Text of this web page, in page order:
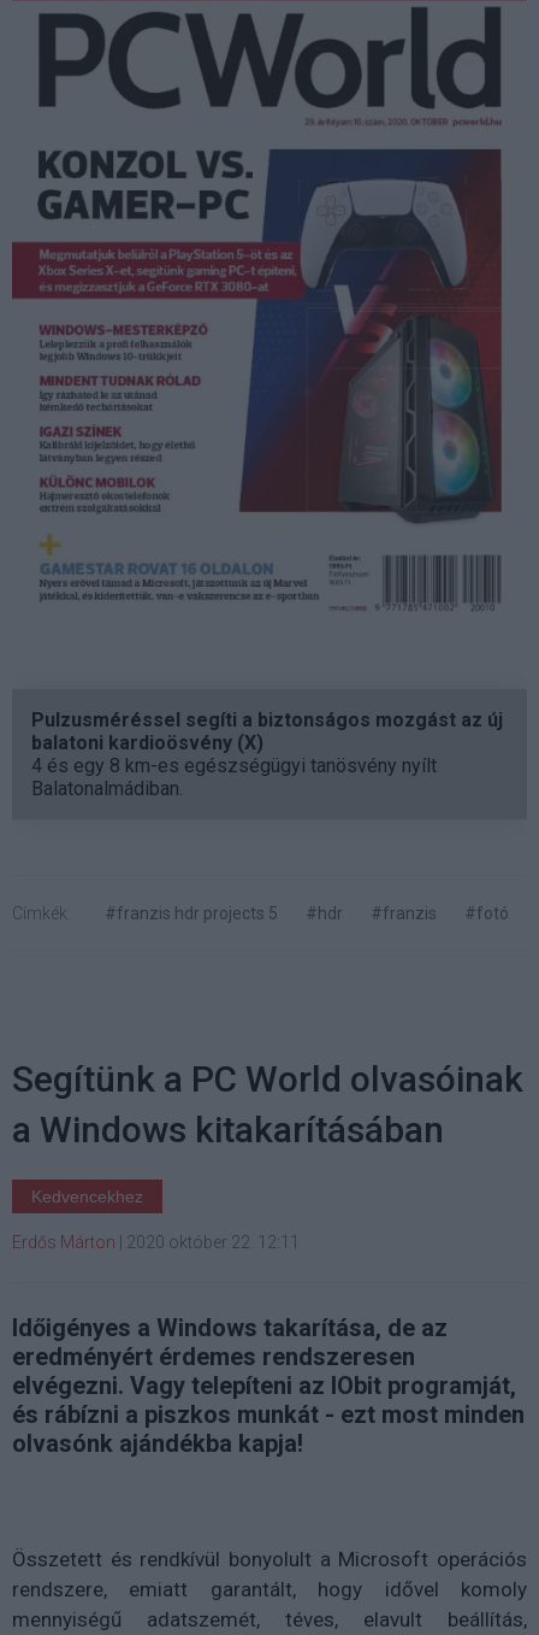
Pulzusméréssel segíti a biztonságos mozgást az új
balatoni kardioösvény (X)
4 és egy 8 km-es egészségügyi tanösvény nyílt
Balatonalmádiban.
Címkék: #franzis hdr projects 5 #hdr #franzis #fotó
Segítünk a PC World olvasóinak
a Windows kitakarításában
Kedvencekhez
Erdős Márton | 2020 október 22. 12:11
Időigényes a Windows takarítása, de az
eredményért érdemes rendszeresen
elvégezni. Vagy telepíteni az IObit programját,
és rábízni a piszkos munkát - ezt most minden
olvasónk ajándékba kapja!
Összetett és rendkívül bonyolult a Microsoft operációs
rendszere, emiatt garantált, hogy idővel komoly
mennyiségű adatszemét, téves, elavult beállítás,